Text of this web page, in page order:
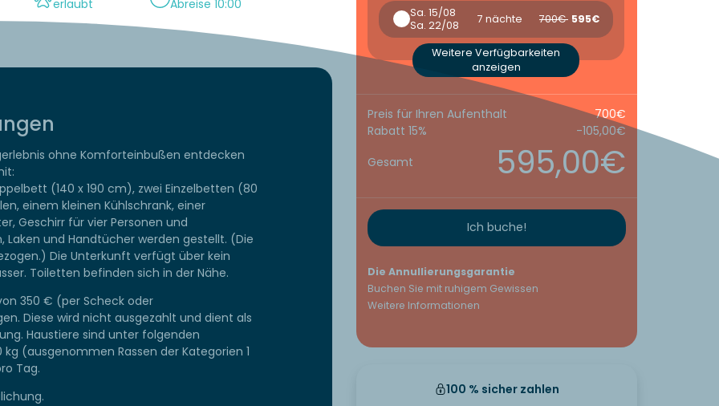
Sa. 15/08
Sa. 22/08
7 nächte 700€ 595€
Weitere Verfügbarkeiten
anzeigen
Preis für Ihren Aufenthalt
700€
Rabatt 15%
-105,00€
Gesamt
595,00€
Ich buche!
Die Annullierungsgarantie
Buchen Sie mit ruhigem Gewissen
Weitere Informationen
100 % sicher zahlen
erlaubt
Abreise 10:00
ohne Komforteinbußen entdecken
(140 x 190 cm), zwei Einzelbetten (80
einem kleinen Kühlschrank, einer
Geschirr für vier Personen und
Laken und Handtücher werden gestellt. (Die
Die Unterkunft verfügt über kein
Toiletten befinden sich in der Nähe.
350 € (per Scheck oder
Diese wird nicht ausgezahlt und dient als
Haustiere sind unter folgenden
(ausgenommen Rassen der Kategorien 1
Tag.